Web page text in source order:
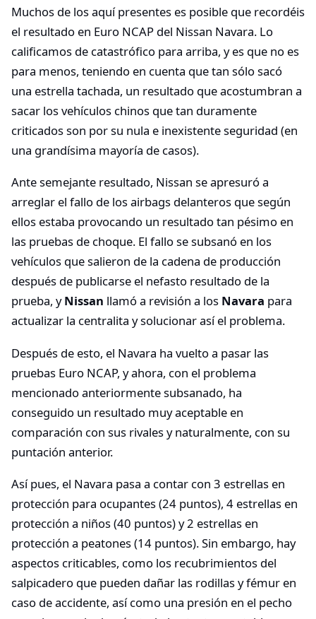
Muchos de los aquí presentes es posible que recordéis
el resultado en Euro NCAP del Nissan Navara. Lo
calificamos de catastrófico para arriba, y es que no es
para menos, teniendo en cuenta que tan sólo sacó
una estrella tachada, un resultado que acostumbran a
sacar los vehículos chinos que tan duramente
criticados son por su nula e inexistente seguridad (en
una grandísima mayoría de casos).
Ante semejante resultado, Nissan se apresuró a
arreglar el fallo de los airbags delanteros que según
ellos estaba provocando un resultado tan pésimo en
las pruebas de choque. El fallo se subsanó en los
vehículos que salieron de la cadena de producción
después de publicarse el nefasto resultado de la
prueba, yNissan llamó a revisión a los Navara para
actualizar la centralita y solucionar así el problema.
Después de esto, el Navara ha vuelto a pasar las
pruebas Euro NCAP, y ahora, con el problema
mencionado anteriormente subsanado, ha
conseguido un resultado muy aceptable en
comparación con sus rivales y naturalmente, con su
puntación anterior.
Así pues, el Navara pasa a contar con 3 estrellas en
protección para ocupantes (24 puntos), 4 estrellas en
protección a niños (40 puntos) y 2 estrellas en
protección a peatones (14 puntos). Sin embargo, hay
aspectos criticables, como los recubrimientos del
salpicadero que pueden dañar las rodillas y fémur en
caso de accidente, así como una presión en el pecho